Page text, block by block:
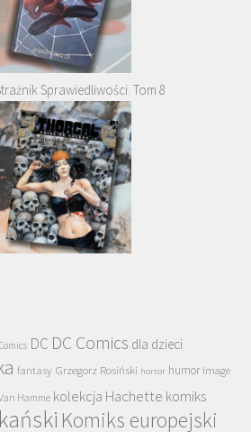
Sprawiedliwości. Tom 8
DC DC Comics dla dzieci
fantasy Grzegorz Rosiński horror humor Image
Hamme kolekcja Hachette komiks
Komiks europejski